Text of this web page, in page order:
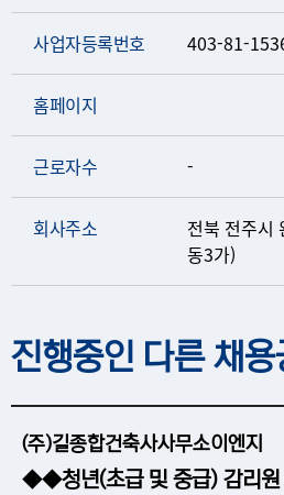
사업자등록번호 403-81-
홈페이지
근로자수 -
회사주소
전북 전주시
동3가)
진행중인 다른 채용
(주)길종합건축사사무소이엔지
◆◆청년(초급 및 중급) 감리